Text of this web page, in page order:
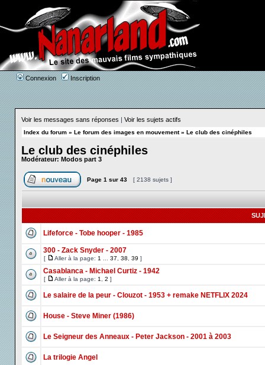
Connexion Inscription
Voir les messages sans réponses | Voir les sujets actifs
Index du forum » Le forum des images en mouvement» Le club des cinéphiles
Le club des cinéphiles
Modérateur: Modos part 3
Page 1 sur 43 [ 2138 sujets ]
Lifeforce - Tobe hooper - 1985
300 - Zack Snyder - 2007
[ Aller à la page: 1 37 38 39 ]
Casablanca - Michael Curtiz - 1942
[ Aller à la page: 1 2 ]
Le salaire de la peur - Clouzot - 1953 + remake NETFLIX 2024
House - Steve Miner (1986)
Le Seigneur des Anneaux - Peter Jackson - 2001 à 2003
La trilogie Angel